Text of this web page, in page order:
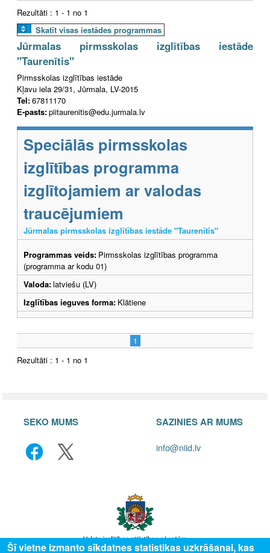
Rezultāti : 1 - 1 no 1
Skatīt visas iestādes programmas
Jūrmalas pirmsskolas izglītības iestāde
"Taurenītis"
Pirmsskolas izglītības iestāde
Kļavu iela 29/31, Jūrmala, LV-2015
Tel:67811170
E-pasts:piitaurenitis@edu.jurmala.lv
Speciālās pirmsskolas
izglītības programma
izglītojamiem ar valodas
traucējumiem
Jūrmalas pirmsskolas izglītības iestāde "Taurenītis"
Programmas veids: Pirmsskolas izglītības programma
(programma ar kodu 01)
Valoda:latviešu (LV)
Izglītības ieguves forma: Klātiene
1
Rezultāti : 1 - 1 no 1
SEKO MUMS SAZINIES AR MUMS
info@niid.lv
Šī vietne izmanto sīkdatnes statistikas uzkrāšanai, kas